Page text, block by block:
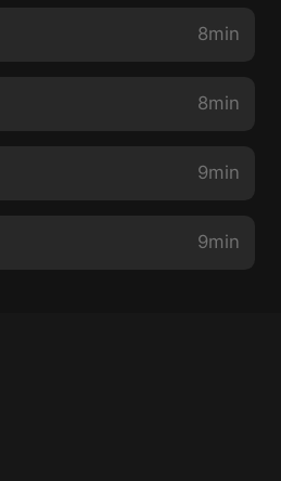
8min
8min
9min
9min